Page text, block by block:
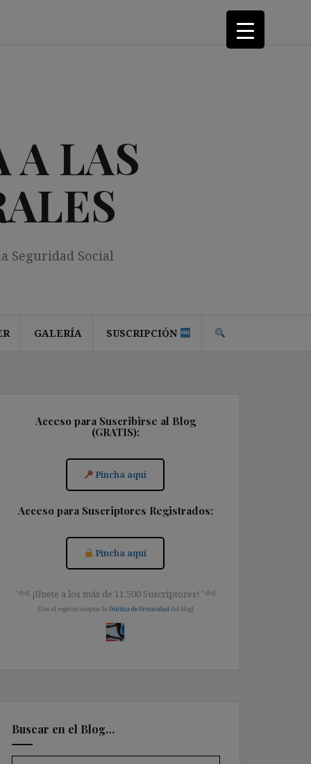
A LAS
Seguridad Social
GALERÍA SUSCRIPCIÓN
Acceso para Suscribirse al Blog
(GRATIS):
Pincha aquí
Acceso para Suscriptores Registrados:
Pincha aquí
༺ ¡Únete a los más de 11.500 Suscriptores! ༺
[Con el registro aceptas la Política de Privacidad del blog]
Buscar en el Blog…